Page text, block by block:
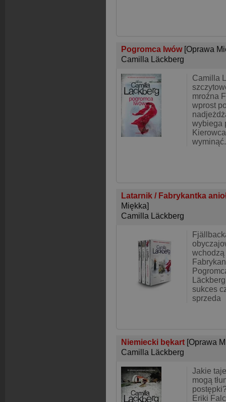
Pogromca lwów [Oprawa
Camilla Läckberg
Camilla
mroźna
wprost
wybiega
Latarnik / Fabrykantka
Miękka]
Camilla Läckberg
sukces
sprzeda
Niemiecki bękart [Oprawa
Camilla Läckberg
Jakie
mogą
Eriki